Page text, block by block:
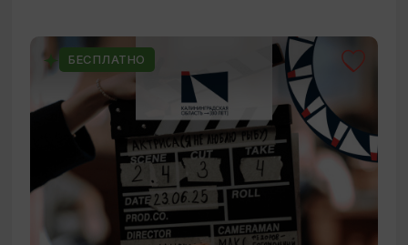
БЕСПЛАТНО